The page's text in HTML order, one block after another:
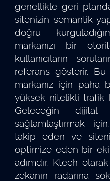
genellikle geri
sitenizin semantik
doğru
markanızı bir
kullanıcıların
referans gösterir.
markanız için paha
yüksek nitelikli trafik
Geleceğin dijital
sağlamlaştırmak
takip eden ve
optimize eden bir
adımdır. Ktech
zekanın radarına